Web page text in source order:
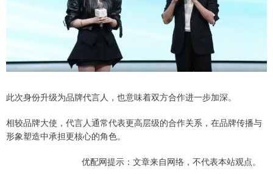
此次身份升级为品牌代言人，也意味着双方合作进一步加深。
相较品牌大使，代言人通常代表更高层级的合作关系，在品牌传播与
形象塑造中承担更核心的角色。
优配网提示：文章来自网络，不代表本站观点。